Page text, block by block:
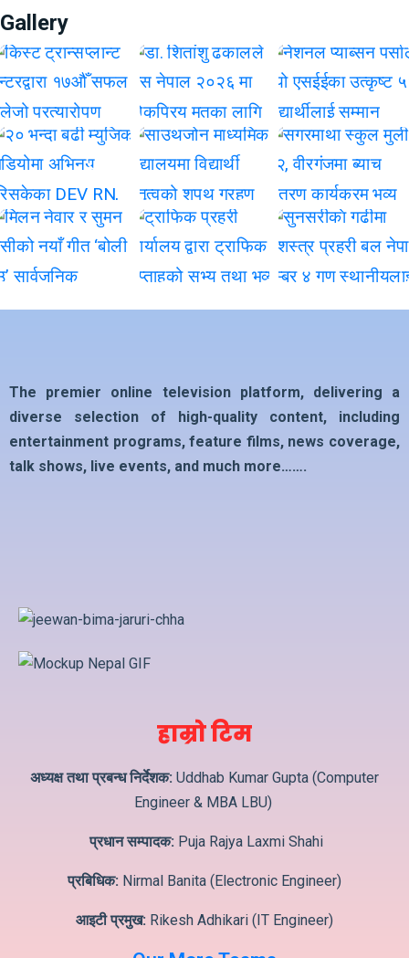
Gallery
The premier online television platform, delivering a
diverse selection of high-quality content, including
entertainment programs, feature films, news coverage,
talk shows, live events, and much more…….
हाम्रो टिम
अध्यक्ष तथा प्रबन्ध निर्देशक: Uddhab Kumar Gupta (Computer
Engineer & MBA LBU)
प्रधान सम्पादक: Puja Rajya Laxmi Shahi
प्रबिधिक: Nirmal Banita (Electronic Engineer)
आइटी प्रमुख: Rikesh Adhikari (IT Engineer)